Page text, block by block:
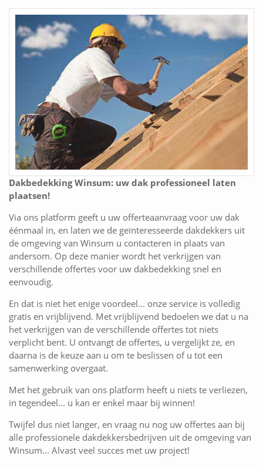
Dakbedekking Winsum: uw dak professioneel laten
plaatsen!
Via ons platform geeft u uw offerteaanvraag voor uw dak
éénmaal in, en laten we de geïnteresseerde dakdekkers uit
de omgeving van Winsum u contacteren in plaats van
andersom. Op deze manier wordt het verkrijgen van
verschillende offertes voor uw dakbedekking snel en
eenvoudig.
En dat is niet het enige voordeel... onze service is volledig
gratis en vrijblijvend. Met vrijblijvend bedoelen we dat u na
het verkrijgen van de verschillende offertes tot niets
verplicht bent. U ontvangt de offertes, u vergelijkt ze, en
daarna is de keuze aan u om te beslissen of u tot een
samenwerking overgaat.
Met het gebruik van ons platform heeft u niets te verliezen,
in tegendeel... u kan er enkel maar bij winnen!
Twijfel dus niet langer, en vraag nu nog uw offertes aan bij
alle professionele dakdekkersbedrijven uit de omgeving van
Winsum... Alvast veel succes met uw project!